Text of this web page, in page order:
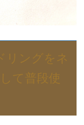
リングをネ
て普段使